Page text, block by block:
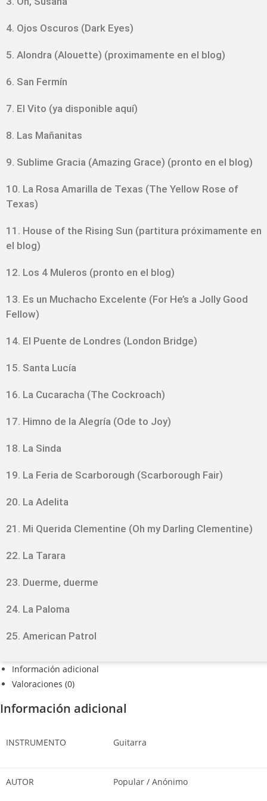
4. Ojos Oscuros (Dark Eyes)
5. Alondra (Alouette) (proximamente en el blog)
6. San Fermín
7. El Vito (ya disponible aquí)
8. Las Mañanitas
9. Sublime Gracia (Amazing Grace) (pronto en el blog)
10. La Rosa Amarilla de Texas (The Yellow Rose of
Texas)
11. House of the Rising Sun (partitura próximamente en
el blog)
12. Los 4 Muleros (pronto en el blog)
13. Es un Muchacho Excelente (For He’s a Jolly Good
Fellow)
14. El Puente de Londres (London Bridge)
15. Santa Lucía
16. La Cucaracha (The Cockroach)
17. Himno de la Alegría (Ode to Joy)
18. La Sinda
19. La Feria de Scarborough (Scarborough Fair)
20. La Adelita
21. Mi Querida Clementine (Oh my Darling Clementine)
22. La Tarara
23. Duerme, duerme
24. La Paloma
25. American Patrol
Información adicional
Valoraciones (0)
Información adicional
INSTRUMENTO Guitarra
AUTOR Popular / Anónimo